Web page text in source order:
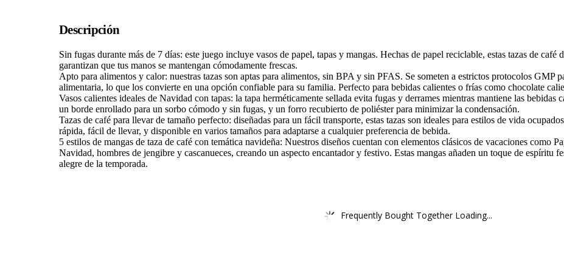
Descripción
Sin fugas durante más de 7 días: este juego incluye vasos de papel, tapas y mangas. Hechas de papel reciclable, estas tazas de café
garantizan que tus manos se mantengan cómodamente frescas.
Apto para alimentos y calor: nuestras tazas son aptas para alimentos, sin BPA y sin PFAS. Se someten a estrictos protocolos GMP
alimentaria, lo que los convierte en una opción confiable para su familia. Perfecto para bebidas calientes o frías como chocolate
Vasos calientes ideales de Navidad con tapas: la tapa herméticamente sellada evita fugas y derrames mientras mantiene las bebidas
un borde enrollado para un sorbo cómodo y sin fugas, y un forro recubierto de poliéster para minimizar la condensación.
Tazas de café para llevar de tamaño perfecto: diseñadas para un fácil transporte, estas tazas son ideales para estilos de vida
rápida, fácil de llevar, y disponible en varios tamaños para adaptarse a cualquier preferencia de bebida.
5 estilos de mangas de taza de café con temática navideña: Nuestros diseños cuentan con elementos clásicos de vacaciones como
Navidad, hombres de jengibre y cascanueces, creando un aspecto encantador y festivo. Estas mangas añaden un toque de espíritu
alegre de la temporada.
Frequently Bought Together Loading...